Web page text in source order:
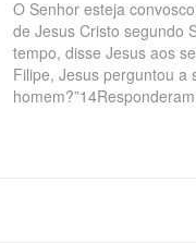
O Senhor esteja
de Jesus Cristo segundo
tempo, disse Jesus aos
Filipe, Jesus perguntou a